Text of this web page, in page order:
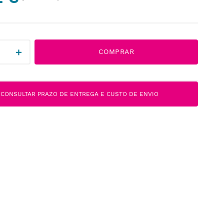
＋ COMPRAR
CONSULTAR PRAZO DE ENTREGA E CUSTO DE ENVIO